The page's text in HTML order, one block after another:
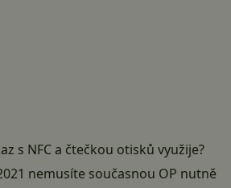
s NFC a čtečkou otisků využije?
nemusíte současnou OP nutně